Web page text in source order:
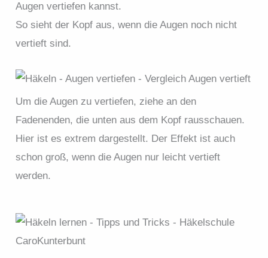
Augen vertiefen kannst.
So sieht der Kopf aus, wenn die Augen noch nicht
vertieft sind.
Um die Augen zu vertiefen, ziehe an den
Fadenenden, die unten aus dem Kopf rausschauen.
Hier ist es extrem dargestellt. Der Effekt ist auch
schon groß, wenn die Augen nur leicht vertieft
werden.